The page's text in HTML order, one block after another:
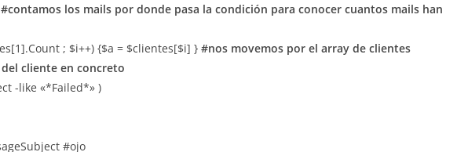
#contamos los mails por donde pasa la condición para conocer cuantos mails han
; $i++) {$a = $clientes[$i] } #nos movemos por el array de clientes
cliente en concreto
-like «*Failed*» )
#ojo